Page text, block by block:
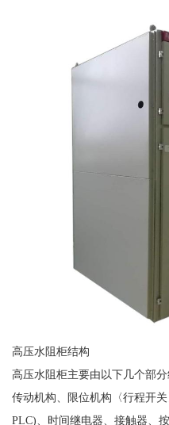
高压水阻柜结构
高压水阻柜主要由以下几个部
传动机构、限位机构〈行程开
PLC)、时间继电器、接触器、